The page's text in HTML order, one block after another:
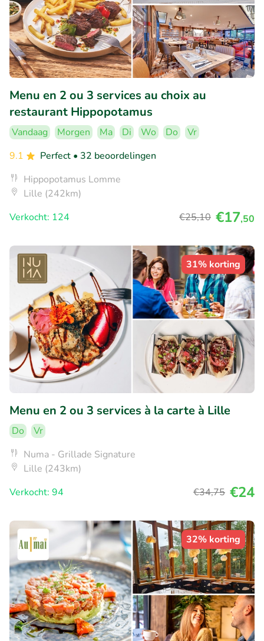
Menu en 2 ou 3 services au choix au
restaurant Hippopotamus
Vandaag Morgen Ma Di Wo Do
Vr
9.1
Perfect • 32 beoordelingen
Hippopotamus Lomme
Lille (242km)
Verkocht: 124
€25,10 €17,50
31% korting
Menu en 2 ou 3 services à la carte à Lille
Do
Vr
Numa - Grillade Signature
Lille (243km)
Verkocht: 94
€34,75 €24
32% korting